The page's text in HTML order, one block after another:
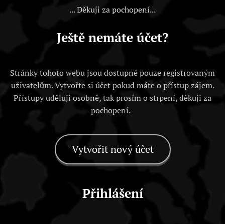
... Děkuji za pochopení...
Ještě nemáte účet?
Stránky tohoto webu jsou dostupné pouze registrovaným
uživatelům. Vytvořte si účet pokud máte o přístup zájem.
Přístupy uděluji osobně, tak prosím o strpení, děkuji za
pochopení.
Vytvořit nový účet
Přihlášení